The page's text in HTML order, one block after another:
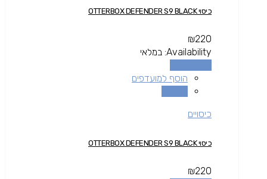
כיסוי OTTERBOX DEFENDER S9 BLACK
₪220
Availability: במלאי
הוסף למועדפים
כיסויים
כיסוי OTTERBOX DEFENDER S9 BLACK
₪220